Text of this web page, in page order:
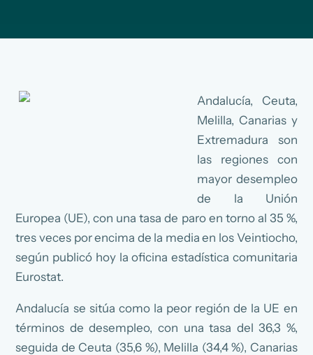
Andalucía, Ceuta,
Melilla, Canarias y
Extremadura son
las regiones con
mayor desempleo
de la Unión
Europea (UE), con una tasa de paro en torno al 35 %,
tres veces por encima de la media en los Veintiocho,
según publicó hoy la oficina estadística comunitaria
Eurostat.
Andalucía se sitúa como la peor región de la UE en
términos de desempleo, con una tasa del 36,3 %,
seguida de Ceuta (35,6 %), Melilla (34,4 %), Canarias